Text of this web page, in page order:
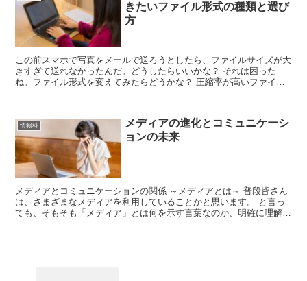
きたいファイル形式の種類と選び
方
この前スマホで写真をメールで送ろうとしたら、ファイルサイズが大
きすぎて送れなかったんだ。どうしたらいいかな？ それは困った
ね。ファイル形式を変えてみたらどうかな？ 圧縮率が高いファイル
情報科
メディアの進化とコミュニケーシ
ョンの未来
メディアとコミュニケーションの関係 ～メディアとは～ 普段皆さん
は、さまざまなメディアを利用していることかと思います。 と言っ
ても、そもそも「メディア」とは何を示す言葉なのか、明確に理解し